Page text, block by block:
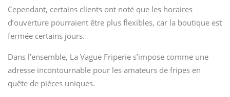
Cependant, certains clients ont noté que les horaires
d’ouverture pourraient être plus flexibles, car la boutique est
fermée certains jours.
Dans l’ensemble, La Vague Friperie s’impose comme une
adresse incontournable pour les amateurs de fripes en
quête de pièces uniques.